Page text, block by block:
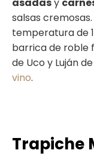
salsas
temperatura de
barrica de roble
de Uco y Luján
vino.
Trapiche